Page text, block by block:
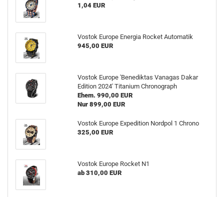
1,04 EUR
Vostok Europe Energia Rocket Automatik
945,00 EUR
Vostok Europe 'Benediktas Vanagas Dakar
Edition 2024' Titanium Chronograph
Ehem. 990,00 EUR
Nur 899,00 EUR
Vostok Europe Expedition Nordpol 1 Chrono
325,00 EUR
Vostok Europe Rocket N1
ab 310,00 EUR